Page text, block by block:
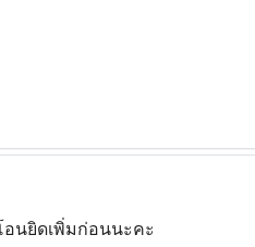
อนยิดเพิ่มก่อนนะคะ